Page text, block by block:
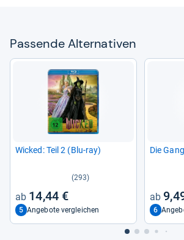
Pas­sende Alter­na­ti­ven
Wicked: Teil 2 (Blu-​ray)
(293)
14,44 €
5 Angebote vergleichen
Die
6